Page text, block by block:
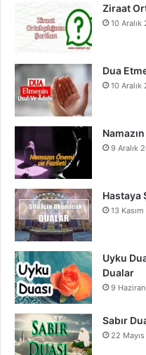
o
Ziraat
10 Aralık
Dua
10 Aralık
9 Aralık
Hastaya
13
Uyku
Dualar
9
Sabır
22